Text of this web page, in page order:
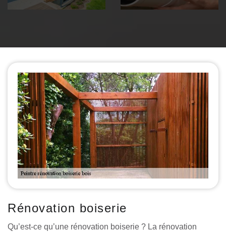
Rénovation boiserie
Qu’est-ce qu’une rénovation boiserie ? La rénovation